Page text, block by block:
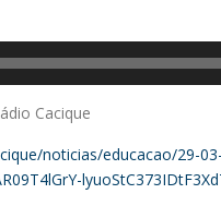
Cacique
noticias/educacao/29-